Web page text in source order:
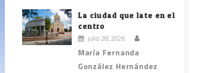
La ciudad que late en el
centro
julio 28, 2026
María Fernanda
González Hernández